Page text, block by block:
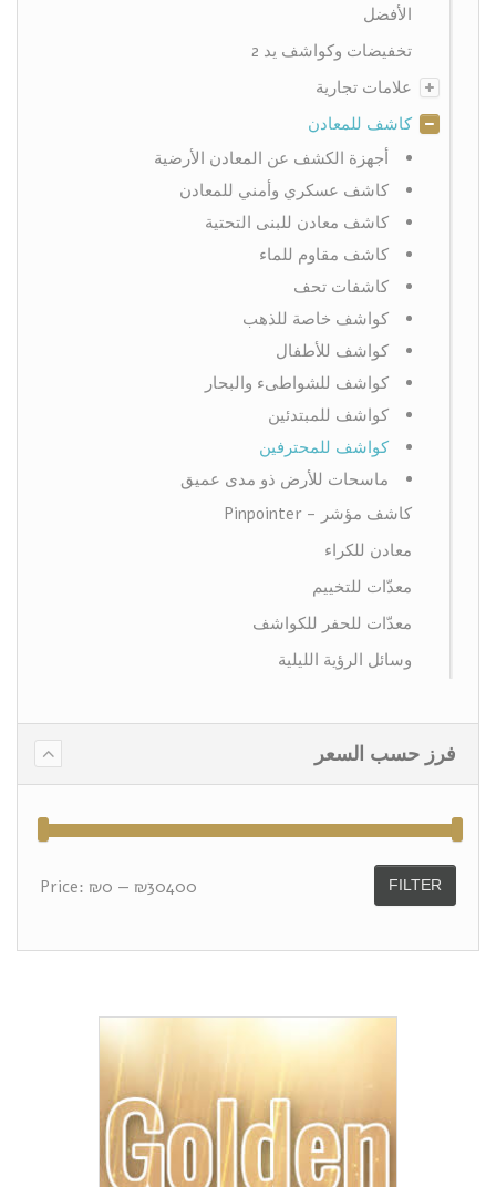
الأفضل
تخفيضات وكواشف يد 2
علامات تجارية
كاشف للمعادن
أجهزة الكشف عن المعادن الأرضية
كاشف عسكري وأمني للمعادن
كاشف معادن للبنى التحتية
كاشف مقاوم للماء
كاشفات تحف
كواشف خاصة للذهب
كواشف للأطفال
كواشف للشواطىء والبحار
كواشف للمبتدئين
كواشف للمحترفين
ماسحات للأرض ذو مدى عميق
كاشف مؤشر - Pinpointer
معادن للكراء
معدّات للتخييم
معدّات للحفر للكواشف
وسائل الرؤية الليلية
فرز حسب السعر
FILTER
Price:₪0 —₪30400